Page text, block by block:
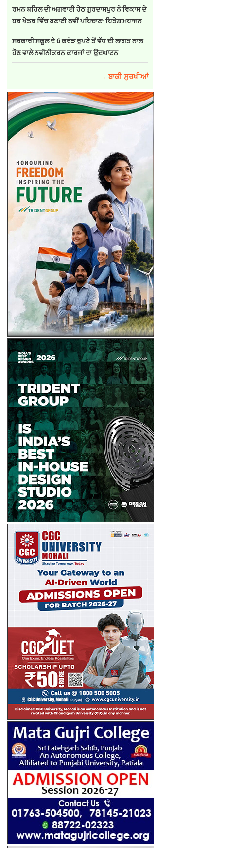
ਰਮਨ ਬਹਿਲ ਦੀ ਅਗਵਾਈ ਹੇਠ ਗੁਰਦਾਸਪੁਰ ਨੇ ਵਿਕਾਸ ਦੇ
ਹਰ ਖੇਤਰ ਵਿੱਚ ਬਣਾਈ ਨਵੀਂ ਪਹਿਚਾਣ- ਹਿਤੇਸ਼ ਮਹਾਜਨ
ਸਰਕਾਰੀ ਸਕੂਲ ਦੇ 6 ਕਰੋੜ ਰੁਪਏ ਤੋਂ ਵੱਧ ਦੀ ਲਾਗਤ ਨਾਲ
ਹੋਣ ਵਾਲੇ ਨਵੀਨੀਕਰਨ ਕਾਰਜਾਂ ਦਾ ਉਦਘਾਟਨ
→ ਬਾਕੀ ਸੁਰਖੀਆਂ